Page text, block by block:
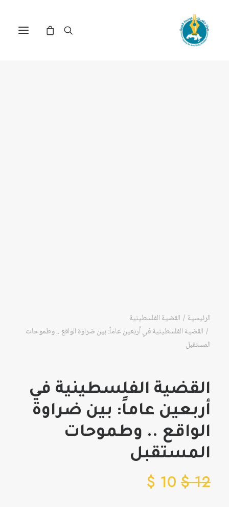
الرئيسية
القضية الفلسطينية
القضية الفلسطينية في أربعين عاماً: بين ضراوة الواقع .. وطموحات
المستقبل
القضية الفلسطينية في
أربعين عاماً: بين ضراوة
الواقع .. وطموحات
المستقبل
12
$
10
$